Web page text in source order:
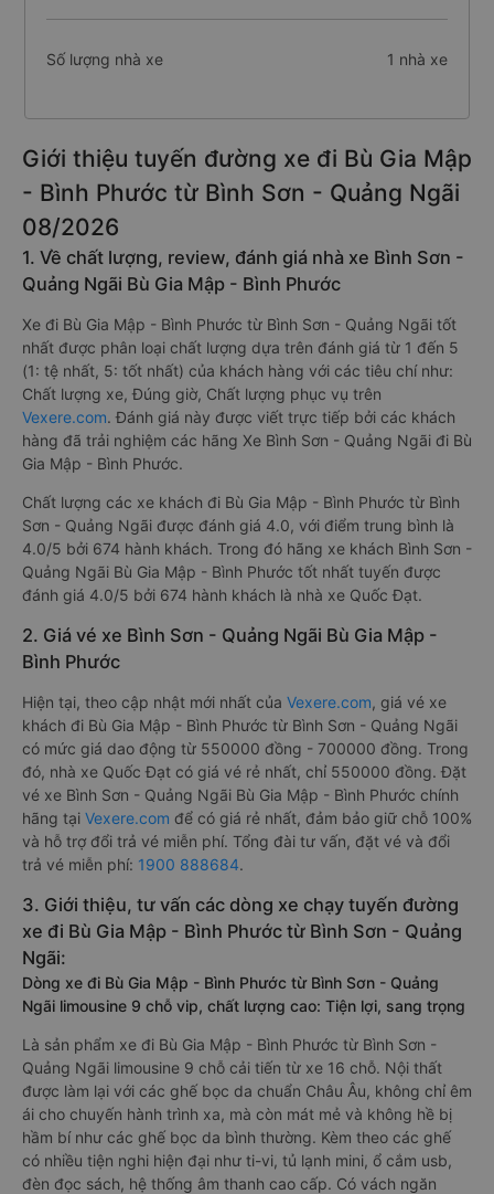
Số lượng nhà xe 1 nhà xe
Giới thiệu tuyến đường xe đi Bù Gia Mập
- Bình Phước từ Bình Sơn - Quảng Ngãi
08/2026
1. Về chất lượng, review, đánh giá nhà xe Bình Sơn -
Quảng Ngãi Bù Gia Mập - Bình Phước
Xe đi Bù Gia Mập - Bình Phước từ Bình Sơn - Quảng Ngãi tốt
nhất được phân loại chất lượng dựa trên đánh giá từ 1 đến 5
(1: tệ nhất, 5: tốt nhất) của khách hàng với các tiêu chí như:
Chất lượng xe, Đúng giờ, Chất lượng phục vụ trên
Vexere.com. Đánh giá này được viết trực tiếp bởi các khách
hàng đã trải nghiệm các hãng Xe Bình Sơn - Quảng Ngãi đi Bù
Gia Mập - Bình Phước.
Chất lượng các xe khách đi Bù Gia Mập - Bình Phước từ Bình
Sơn - Quảng Ngãi được đánh giá 4.0, với điểm trung bình là
4.0/5 bởi 674 hành khách. Trong đó hãng xe khách Bình Sơn -
Quảng Ngãi Bù Gia Mập - Bình Phước tốt nhất tuyến được
đánh giá 4.0/5 bởi 674 hành khách là nhà xe Quốc Đạt.
2. Giá vé xe Bình Sơn - Quảng Ngãi Bù Gia Mập -
Bình Phước
Hiện tại, theo cập nhật mới nhất của Vexere.com, giá vé xe
khách đi Bù Gia Mập - Bình Phước từ Bình Sơn - Quảng Ngãi
có mức giá dao động từ 550000 đồng - 700000 đồng. Trong
đó, nhà xe Quốc Đạt có giá vé rẻ nhất, chỉ 550000 đồng. Đặt
vé xe Bình Sơn - Quảng Ngãi Bù Gia Mập - Bình Phước chính
hãng tại Vexere.com để có giá rẻ nhất, đảm bảo giữ chỗ 100%
và hỗ trợ đổi trả vé miễn phí. Tổng đài tư vấn, đặt vé và đổi
trả vé miễn phí: 1900 888684.
3. Giới thiệu, tư vấn các dòng xe chạy tuyến đường
xe đi Bù Gia Mập - Bình Phước từ Bình Sơn - Quảng
Ngãi:
Dòng xe đi Bù Gia Mập - Bình Phước từ Bình Sơn - Quảng
Ngãi limousine 9 chỗ vip, chất lượng cao: Tiện lợi, sang trọng
Là sản phẩm xe đi Bù Gia Mập - Bình Phước từ Bình Sơn -
Quảng Ngãi limousine 9 chỗ cải tiến từ xe 16 chỗ. Nội thất
được làm lại với các ghế bọc da chuẩn Châu Âu, không chỉ êm
ái cho chuyến hành trình xa, mà còn mát mẻ và không hề bị
hầm bí như các ghế bọc da bình thường. Kèm theo các ghế
có nhiều tiện nghi hiện đại như ti-vi, tủ lạnh mini, ổ cắm usb,
đèn đọc sách, hệ thống âm thanh cao cấp. Có vách ngăn